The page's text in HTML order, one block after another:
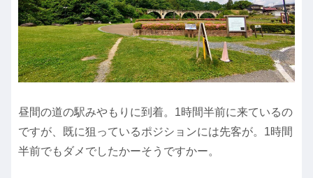
昼間の道の駅みやもりに到着。1時間半前に来ているの
ですが、既に狙っているポジションには先客が。1時間
半前でもダメでしたかーそうですかー。